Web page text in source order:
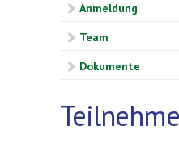
Anmeldung
Team
Dokumente